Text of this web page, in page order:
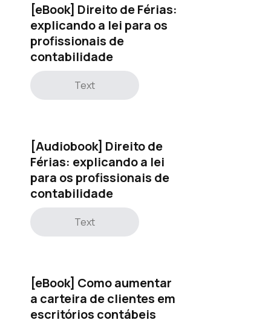
[eBook] Direito de Férias:
explicando a lei para os
profissionais de
contabilidade
Text
[Audiobook] Direito de
Férias: explicando a lei
para os profissionais de
contabilidade
Text
[eBook] Como aumentar
a carteira de clientes em
escritórios contábeis